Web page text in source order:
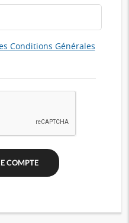
Conditions Générales